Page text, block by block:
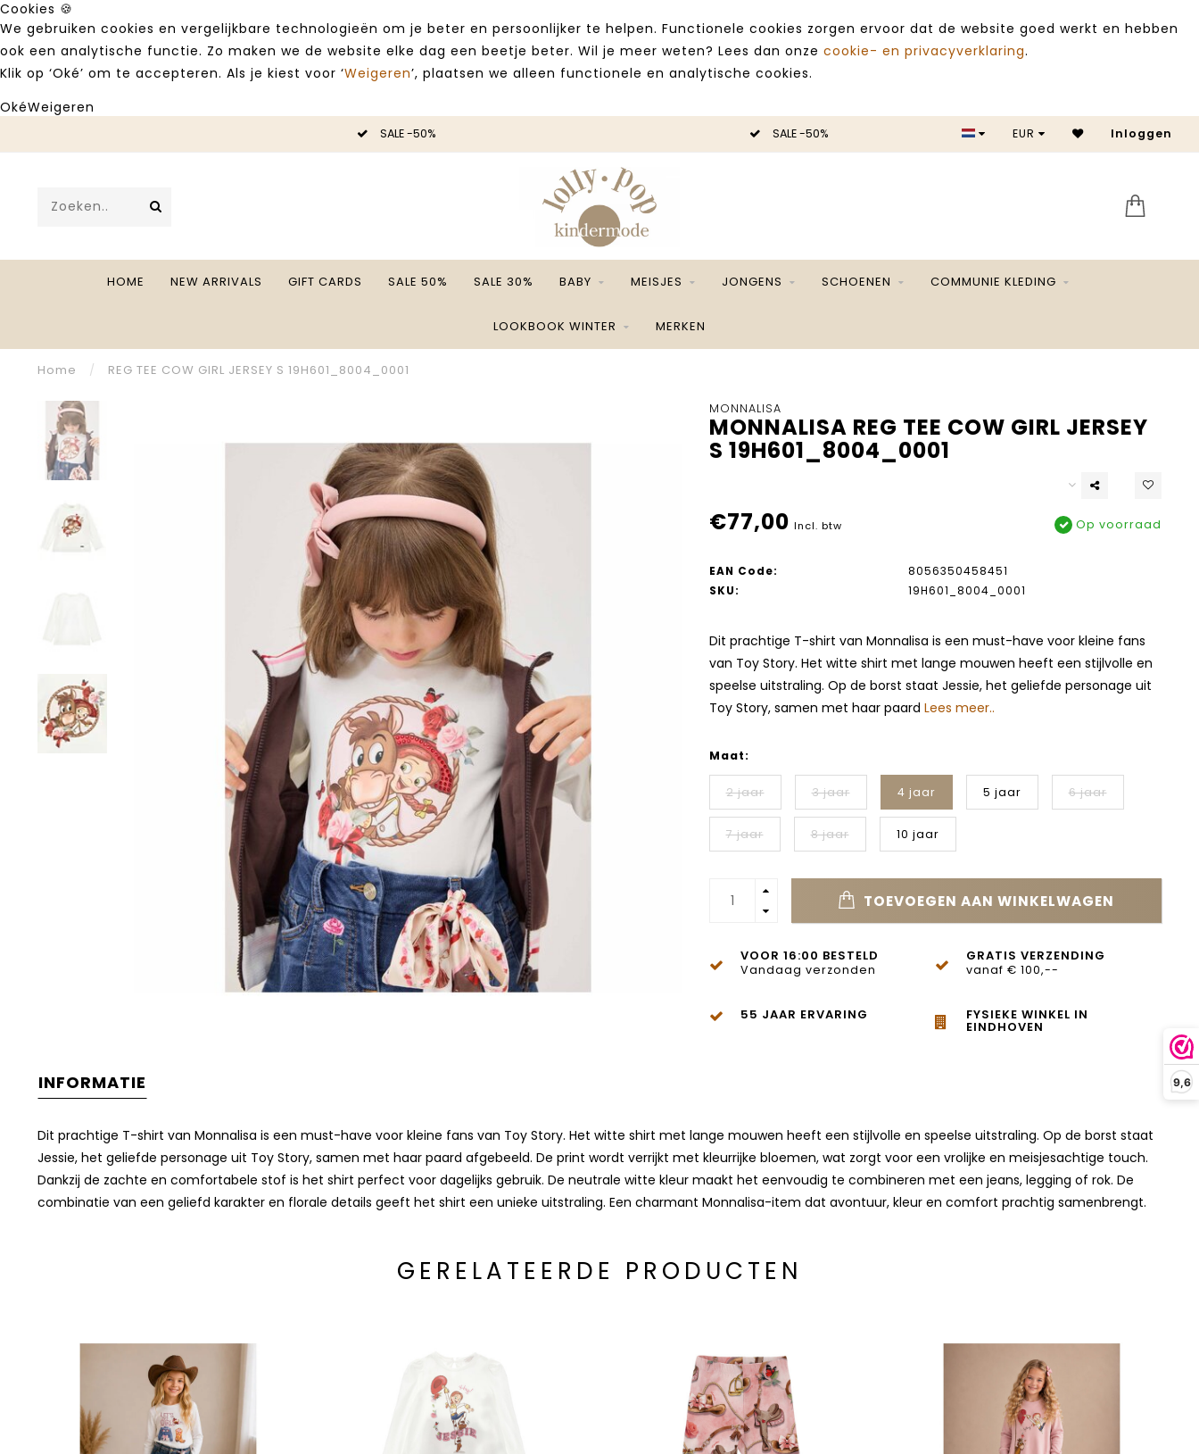
9,6
Cookies 🍪
We gebruiken cookies en vergelijkbare technologieën om je beter en persoonlijker te helpen. Functionele cookies zorgen ervoor dat de website goed werkt en hebben
ook een analytische functie. Zo maken we de website elke dag een beetje beter. Wil je meer weten? Lees dan onze cookie- en privacyverklaring.
Klik op ‘Oké’ om te accepteren. Als je kiest voor ‘Weigeren’, plaatsen we alleen functionele en analytische cookies.
OkéWeigeren
SALE -50% SALE -50% SALE
EUR Inloggen
HOME NEW ARRIVALS GIFT CARDS SALE 50% SALE 30% BABY MEISJES JONGENS SCHOENEN COMMUNIE KLEDING
LOOKBOOK WINTER MERKEN
Home / REG TEE COW GIRL JERSEY S 19H601_8004_0001
MONNALISA
MONNALISA REG TEE COW GIRL JERSEY
S 19H601_8004_0001
€77,00 Incl. btw Op voorraad
EAN Code:
8056350458451
SKU:
19H601_8004_0001
Dit prachtige T-shirt van Monnalisa is een must-have voor kleine fans
van Toy Story. Het witte shirt met lange mouwen heeft een stijlvolle en
speelse uitstraling. Op de borst staat Jessie, het geliefde personage uit
Toy Story, samen met haar paard Lees meer..
Maat:
2 jaar 3 jaar 4 jaar 5 jaar 6 jaar
7 jaar 8 jaar 10 jaar
TOEVOEGEN AAN WINKELWAGEN
VOOR 16:00 BESTELD
Vandaag verzonden
GRATIS VERZENDING
vanaf € 100,--
55 JAAR ERVARING FYSIEKE WINKEL IN
EINDHOVEN
INFORMATIE
Dit prachtige T-shirt van Monnalisa is een must-have voor kleine fans van Toy Story. Het witte shirt met lange mouwen heeft een stijlvolle en speelse uitstraling. Op de borst staat
Jessie, het geliefde personage uit Toy Story, samen met haar paard afgebeeld. De print wordt verrijkt met kleurrijke bloemen, wat zorgt voor een vrolijke en meisjesachtige touch.
Dankzij de zachte en comfortabele stof is het shirt perfect voor dagelijks gebruik. De neutrale witte kleur maakt het eenvoudig te combineren met een jeans, legging of rok. De
combinatie van een geliefd karakter en florale details geeft het shirt een unieke uitstraling. Een charmant Monnalisa-item dat avontuur, kleur en comfort prachtig samenbrengt.
GERELATEERDE PRODUCTEN